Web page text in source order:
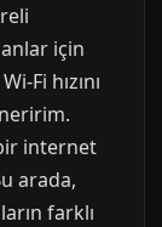
için
Fi hızını
internet
arada,
farklı